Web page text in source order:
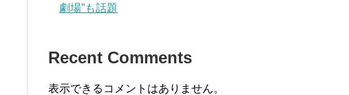
劇場”も話題
Recent Comments
表示できるコメントはありません。